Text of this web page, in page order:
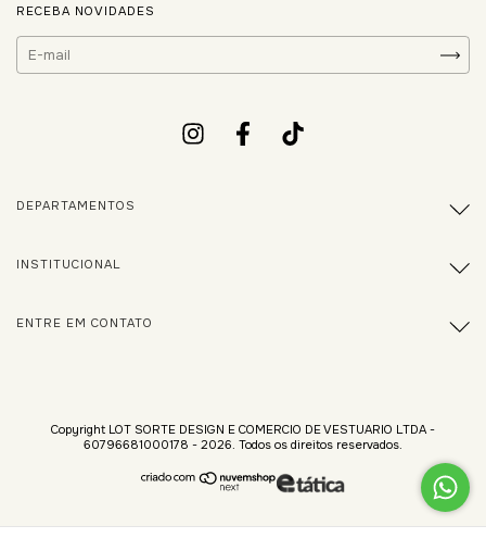
RECEBA NOVIDADES
DEPARTAMENTOS
INSTITUCIONAL
ENTRE EM CONTATO
Copyright LOT SORTE DESIGN E COMERCIO DE VESTUARIO LTDA -
60796681000178 - 2026. Todos os direitos reservados.